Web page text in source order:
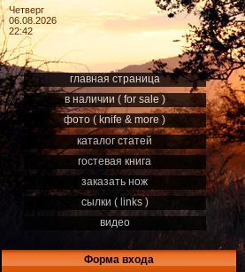
Четверг
06.08.2026
22:42
главная страница
в наличии ( for sale )
фото ( knife & more )
каталог статей
гостевая книга
заказать нож
сылки ( links )
видео
Форма входа